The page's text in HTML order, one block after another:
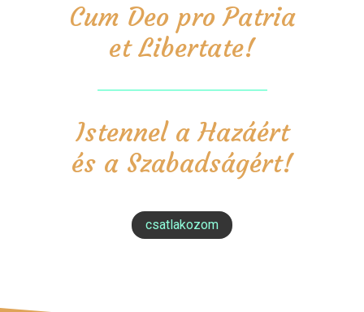
Cum Deo pro Patria
et Libertate!
Istennel a Hazáért
és a Szabadságért!
csatlakozom